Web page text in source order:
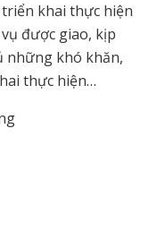
khai thực hiện
được giao, kịp
những khó khăn,
thực hiện…